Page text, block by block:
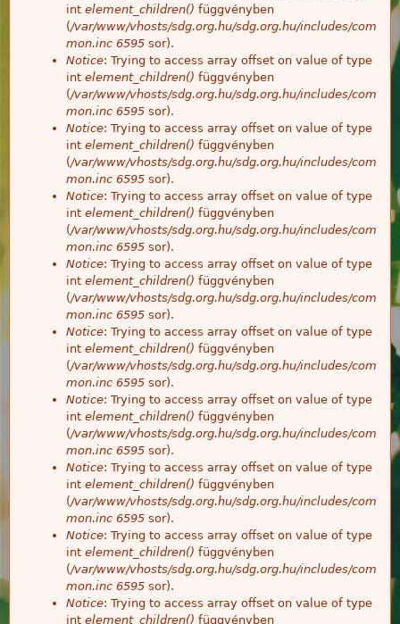
int element_children() függvényben
(/var/www/vhosts/sdg.org.hu/sdg.org.hu/includes/com
mon.inc 6595 sor).
Notice: Trying to access array offset on value of type
int element_children() függvényben
(/var/www/vhosts/sdg.org.hu/sdg.org.hu/includes/com
mon.inc 6595 sor).
Notice: Trying to access array offset on value of type
int element_children() függvényben
(/var/www/vhosts/sdg.org.hu/sdg.org.hu/includes/com
mon.inc 6595 sor).
Notice: Trying to access array offset on value of type
int element_children() függvényben
(/var/www/vhosts/sdg.org.hu/sdg.org.hu/includes/com
mon.inc 6595 sor).
Notice: Trying to access array offset on value of type
int element_children() függvényben
(/var/www/vhosts/sdg.org.hu/sdg.org.hu/includes/com
mon.inc 6595 sor).
Notice: Trying to access array offset on value of type
int element_children() függvényben
(/var/www/vhosts/sdg.org.hu/sdg.org.hu/includes/com
mon.inc 6595 sor).
Notice: Trying to access array offset on value of type
int element_children() függvényben
(/var/www/vhosts/sdg.org.hu/sdg.org.hu/includes/com
mon.inc 6595 sor).
Notice: Trying to access array offset on value of type
int element_children() függvényben
(/var/www/vhosts/sdg.org.hu/sdg.org.hu/includes/com
mon.inc 6595 sor).
Notice: Trying to access array offset on value of type
int element_children() függvényben
(/var/www/vhosts/sdg.org.hu/sdg.org.hu/includes/com
mon.inc 6595 sor).
Notice: Trying to access array offset on value of type
int element_children() függvényben